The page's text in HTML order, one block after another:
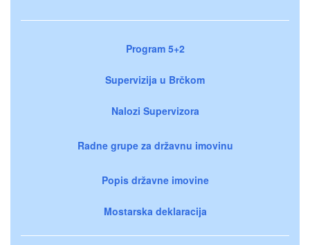
Program 5+2
Supervizija u Brčkom
Nalozi Supervizora
Radne grupe za državnu imovinu
Popis državne imovine
Mostarska deklaracija